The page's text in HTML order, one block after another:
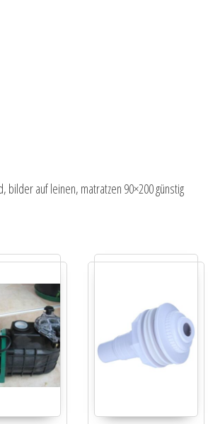
bilder auf leinen, matratzen 90×200 günstig